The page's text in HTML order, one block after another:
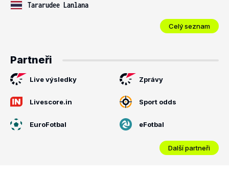
Tararudee Lanlana
Celý seznam
Partneři
Live výsledky Zprávy
Livescore.in Sport odds
EuroFotbal eFotbal
Další partneři